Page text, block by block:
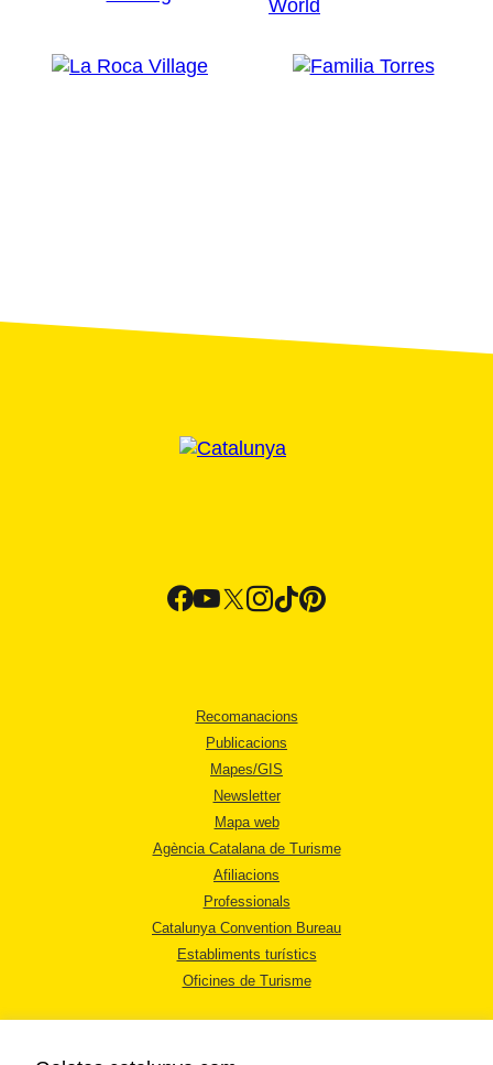
Recomanacions
Publicacions
Mapes/GIS
Newsletter
Mapa web
Agència Catalana de Turisme
Afiliacions
Professionals
Catalunya Convention Bureau
Establiments turístics
Oficines de Turisme